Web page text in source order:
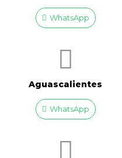
WhatsApp
Aguascalientes
WhatsApp